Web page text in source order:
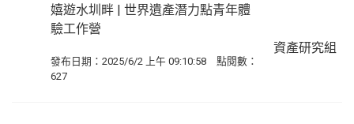
嬉遊水圳畔 | 世界遺產潛力點青年體
驗工作營
發布日期：2025/6/2 上午 09:10:58 點閱數：
627
資產研究組